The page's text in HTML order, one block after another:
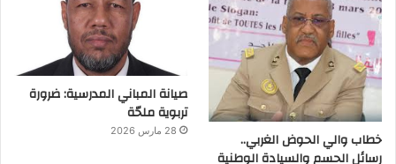
خطاب والي الحوض الغربي..
رسائل الحسم والسيادة الوطنية
صيانة المباني المدرسية: ضرورة
تربوية ملحّة
28 مارس 2026